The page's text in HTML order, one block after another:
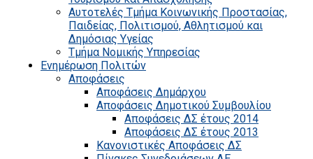
Αυτοτελές Τμήμα Κοινωνικής Προστασίας,
Παιδείας, Πολιτισμού, Αθλητισμού και
Δημόσιας Υγείας
Τμήμα Νομικής Υπηρεσίας
Ενημέρωση Πολιτών
Αποφάσεις
Αποφάσεις Δημάρχου
Αποφάσεις Δημοτικού Συμβουλίου
Αποφάσεις ΔΣ έτους 2014
Αποφάσεις ΔΣ έτους 2013
Κανονιστικές Αποφάσεις ΔΣ